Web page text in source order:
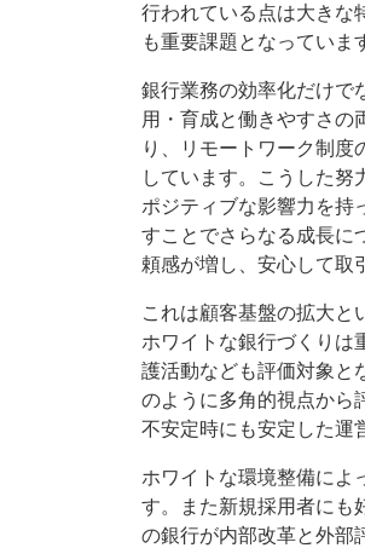
行われている点は大きな
も重要課題となっていま
銀行業務の効率化だけで
用・育成と働きやすさの
り、リモートワーク制度
しています。こうした
ポジティブな影響力を持
すことでさらなる成長に
頼感が増し、安心して取
これは顧客基盤の拡大と
ホワイトな銀行づくりは
護活動なども評価対象と
のように多角的視点から
不安定時にも安定した運
ホワイトな環境整備によ
す。また新規採用者にも
の銀行が内部改革と外部